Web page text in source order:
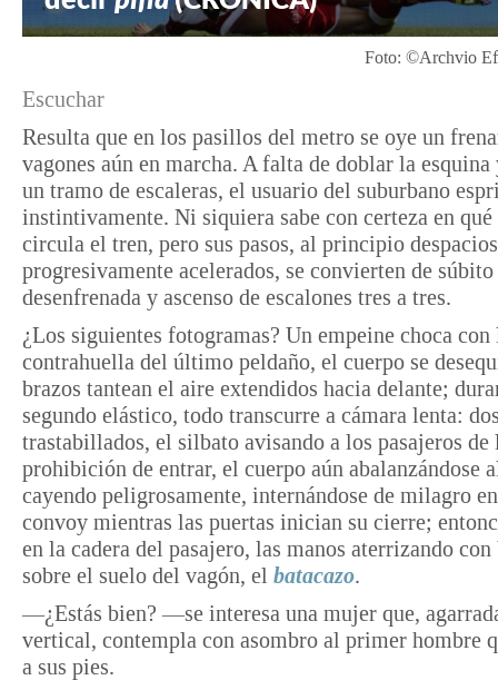
Foto: ©Archvio
Escuchar
Resulta que en los pasillos del metro se oye un
vagones aún en marcha. A falta de doblar la
un tramo de escaleras, el usuario del suburbano
instintivamente. Ni siquiera sabe con certeza en
circula el tren, pero sus pasos, al principio
progresivamente acelerados, se convierten de
desenfrenada y ascenso de escalones tres a tres.
¿Los siguientes fotogramas? Un empeine choca con
contrahuella del último peldaño, el cuerpo se
brazos tantean el aire extendidos hacia delante;
segundo elástico, todo transcurre a cámara lenta:
trastabillados, el silbato avisando a los pasajeros de
prohibición de entrar, el cuerpo aún abalanzándose
cayendo peligrosamente, internándose de milagro
convoy mientras las puertas inician su cierre;
en la cadera del pasajero, las manos aterrizando con
sobre el suelo del vagón, el batacazo.
—¿Estás bien? —se interesa una mujer que,
vertical, contempla con asombro al primer hombre
a sus pies.